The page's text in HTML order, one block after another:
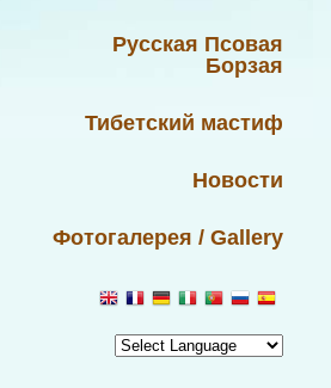
Русская Псовая
Борзая
Тибетский мастиф
Новости
Фотогалерея / Gallery